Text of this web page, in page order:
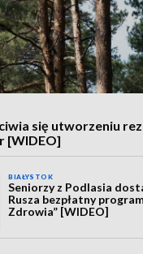
się utworzeniu
[WIDEO]
BIAŁYSTOK
Seniorzy z Podlasia
Rusza bezpłatny
Zdrowia” [WIDEO]